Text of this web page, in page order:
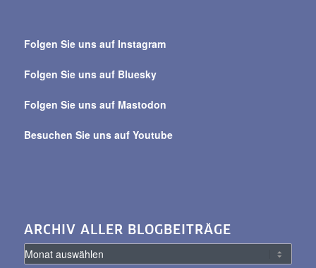
alle
Folgen Sie uns auf Instagram
Folgen Sie uns auf Bluesky
Folgen Sie uns auf Mastodon
Besuchen Sie uns auf Youtube
ARCHIV ALLER BLOGBEITRÄGE